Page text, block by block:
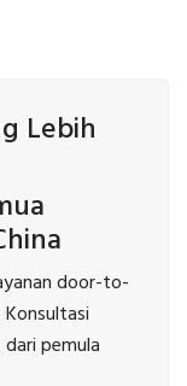
Lebih
door-to-
pemula